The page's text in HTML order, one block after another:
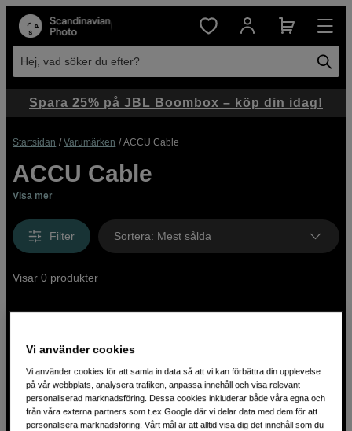
Hej, vad söker du efter?
Startsidan Varumärken ACCU Cable
ACCU Cable
Visa mer
Filter Sortera: Mest sålda
Visar 0 produkter
För kreatören sedan 1982
Spara 25% på JBL Boombox – köp din idag!
Vi använder cookies
Vi använder cookies för att samla in data så att vi kan förbättra din upplevelse
på vår webbplats, analysera trafiken, anpassa innehåll och visa relevant
personaliserad marknadsföring. Dessa cookies inkluderar både våra egna och
från våra externa partners som t.ex Google där vi delar data med dem för att
personalisera marknadsföring. Vårt mål är att alltid visa dig det innehåll som du